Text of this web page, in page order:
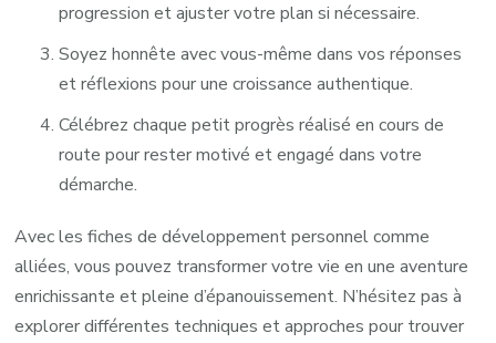
progression et ajuster votre plan si nécessaire.
Soyez honnête avec vous-même dans vos réponses
et réflexions pour une croissance authentique.
Célébrez chaque petit progrès réalisé en cours de
route pour rester motivé et engagé dans votre
démarche.
Avec les fiches de développement personnel comme
alliées, vous pouvez transformer votre vie en une aventure
enrichissante et pleine d’épanouissement. N’hésitez pas à
explorer différentes techniques et approches pour trouver